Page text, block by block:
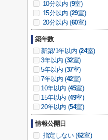
10分以内 (9室)
15分以内 (29室)
20分以内 (60室)
築年数
新築/1年以内 (24室)
3年以内 (32室)
5年以内 (37室)
7年以内 (42室)
10年以内 (45室)
15年以内 (49室)
20年以内 (54室)
情報公開日
指定しない (62室)